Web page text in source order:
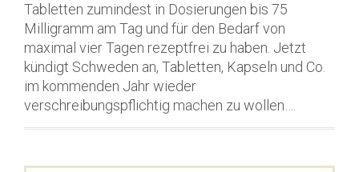
Tabletten zumindest in Dosierungen bis 75
Milligramm am Tag und für den Bedarf von
maximal vier Tagen rezeptfrei zu haben. Jetzt
kündigt Schweden an, Tabletten, Kapseln und Co.
im kommenden Jahr wieder
verschreibungspflichtig machen zu wollen….